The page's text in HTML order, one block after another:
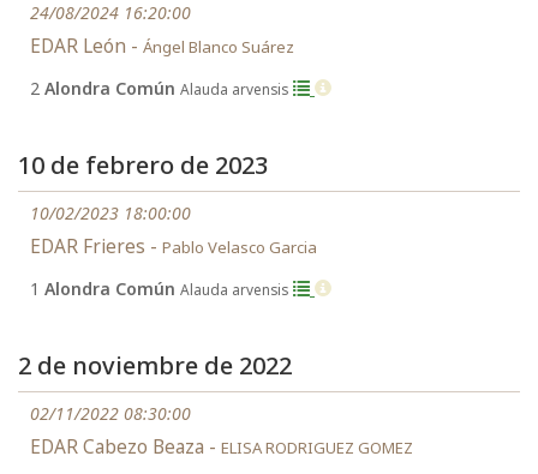
24/08/2024 16:20:00
EDAR León - Ángel Blanco Suárez
2 Alondra Común Alauda arvensis
10 de febrero de 2023
10/02/2023 18:00:00
EDAR Frieres - Pablo Velasco Garcia
1 Alondra Común Alauda arvensis
2 de noviembre de 2022
02/11/2022 08:30:00
EDAR Cabezo Beaza - ELISA RODRIGUEZ GOMEZ